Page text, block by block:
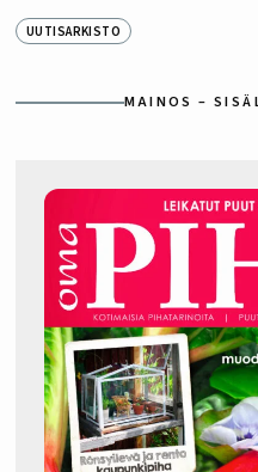
UUTISARKISTO
MAINOS –